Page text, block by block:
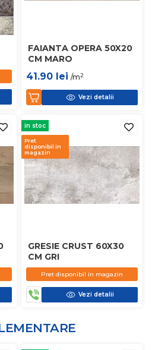
FAIANTA OPERA 50X20
CM MARO
41.90 lei /m2
Vezi detalii
in stoc
Pret
disponibil in
magazin
GRESIE CRUST 60X30
CM GRI
Pret disponibil in magazin
Vezi detalii